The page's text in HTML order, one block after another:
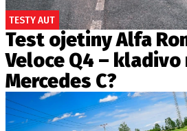
TESTY AUT
Test ojetiny Alfa
Veloce Q4 – kladivo
Mercedes C?